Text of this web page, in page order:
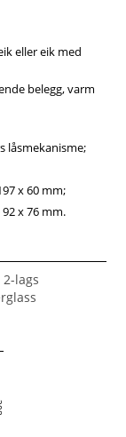
eller eik med
belegg, varm
låsmekanisme;
x 60 mm;
x 76 mm.
lags